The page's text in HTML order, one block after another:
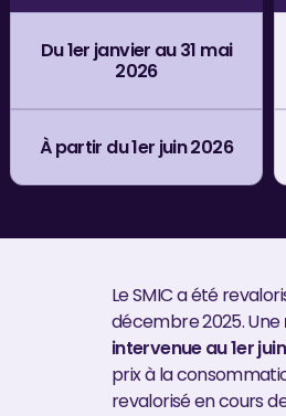
Du 1er janvier au 31 mai
2026
À partir du 1er juin 2026
Le SMIC a été
décembre 2025. Une
intervenue au 1er
prix à la
revalorisé en cours